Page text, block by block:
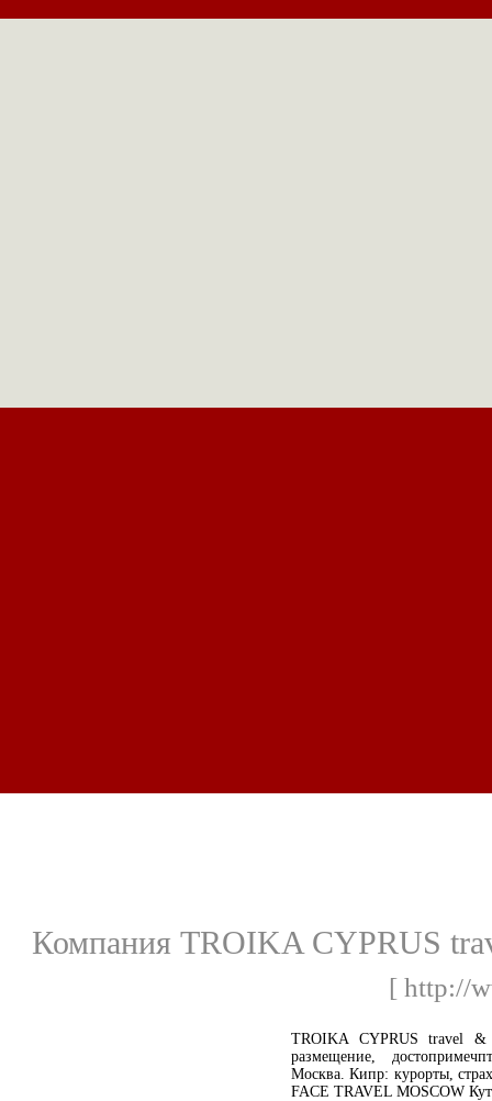
Компания TROIKA CYPRUS
[ http://
TROIKA CYPRUS travel
размещение,
Москва. Кипр: курорты,
FACE TRAVEL MOSCOW